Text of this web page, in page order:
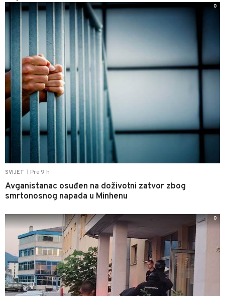
SVIJET Pre 9 h
Avganistanac osuđen na doživotni zatvor zbog
smrtonosnog napada u Minhenu
0
0